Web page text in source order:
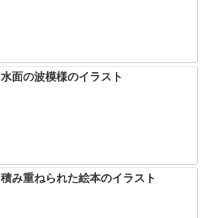
水面の波模様のイラスト
積み重ねられた絵本のイラスト